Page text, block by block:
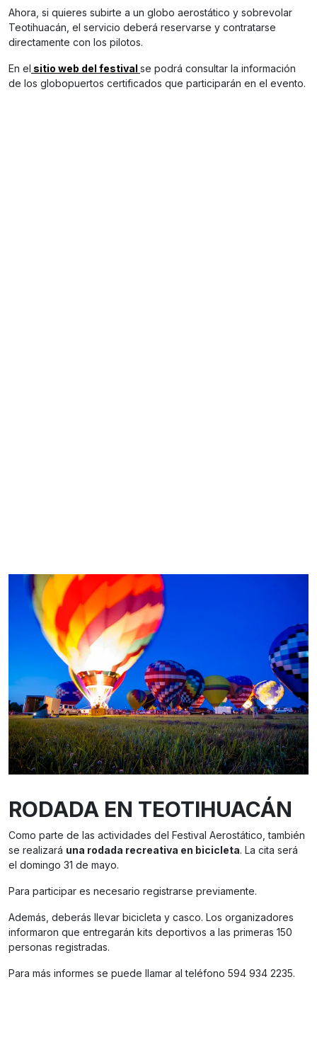
Ahora, si quieres subirte a un globo aerostático y sobrevolar
Teotihuacán, el servicio deberá reservarse y contratarse
directamente con los pilotos.
En el sitio web del festival se podrá consultar la información
de los globopuertos certificados que participarán en el evento.
RODADA EN TEOTIHUACÁN
Como parte de las actividades del Festival Aerostático, también
se realizará una rodada recreativa en bicicleta. La cita será
el domingo 31 de mayo.
Para participar es necesario registrarse previamente.
Además, deberás llevar bicicleta y casco. Los organizadores
informaron que entregarán kits deportivos a las primeras 150
personas registradas.
Para más informes se puede llamar al teléfono 594 934 2235.